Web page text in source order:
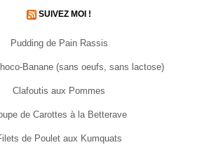
SUIVEZ MOI !
Pudding de Pain Rassis
Banane (sans oeufs, sans lactose)
Clafoutis aux Pommes
de Carottes à la Betterave
de Poulet aux Kumquats